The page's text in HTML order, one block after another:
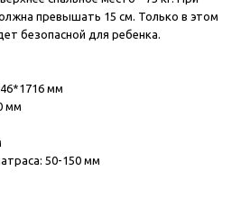
превышать 15 см. Только в этом
безопасной для ребенка.
мм
мм
50-150 мм